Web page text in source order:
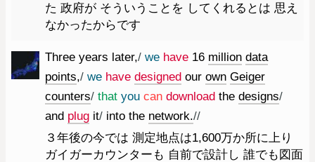
た 政府が そういうことを してくれるとは 思え
なかったからです
Three years later,/ we have 16 million data
points,/ we have designed our own Geiger
counters/ that you can download the designs/
and plug it/ into the network.//
３年後の今では 測定地点は1,600万か所に上り
ガイガーカウンターも 自前で設計し 誰でも図面